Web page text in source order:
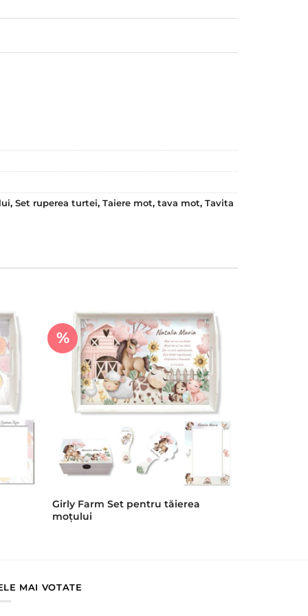
, Set ruperea turtei, Taiere mot, tava mot, Tavita
%
Girly Farm Set pentru tăierea
moțului
MAI VOTATE